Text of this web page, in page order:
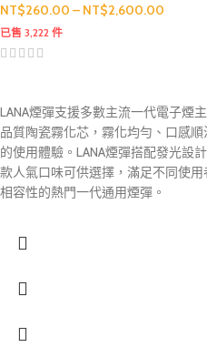
NT$260.00 – NT$2,600.00
已售 3,222 件
LANA煙彈支援多數主流一代電子煙
品質陶瓷霧化芯，霧化均勻、口感
的使用體驗。LANA煙彈搭配發光設
款人氣口味可供選擇，滿足不同使
相容性的熱門一代通用煙彈。